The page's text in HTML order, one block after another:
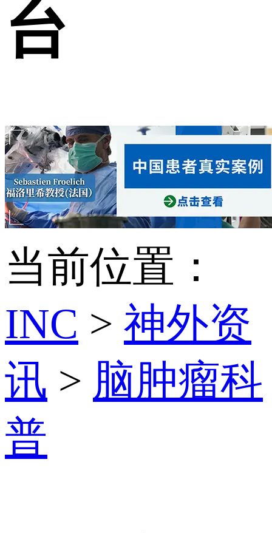
台
当前位置：
INC > 神外资
讯 > 脑肿瘤科
普